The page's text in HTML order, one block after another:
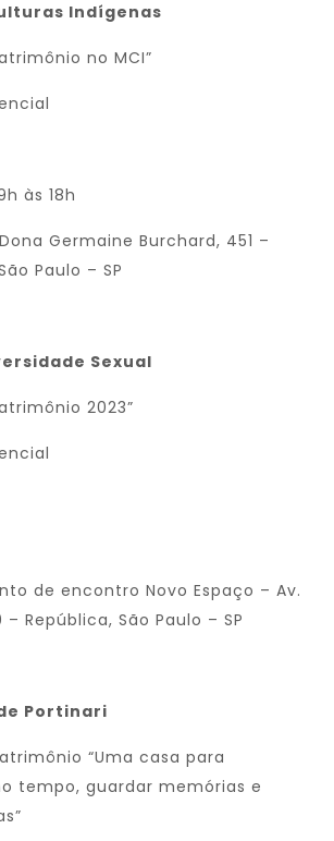
Indígenas
no MCI”
às 18h
Germaine Burchard, 451 –
Paulo – SP
Sexual
2023”
de encontro Novo Espaço – Av.
– República, São Paulo – SP
Portinari
“Uma casa para
tempo, guardar memórias e